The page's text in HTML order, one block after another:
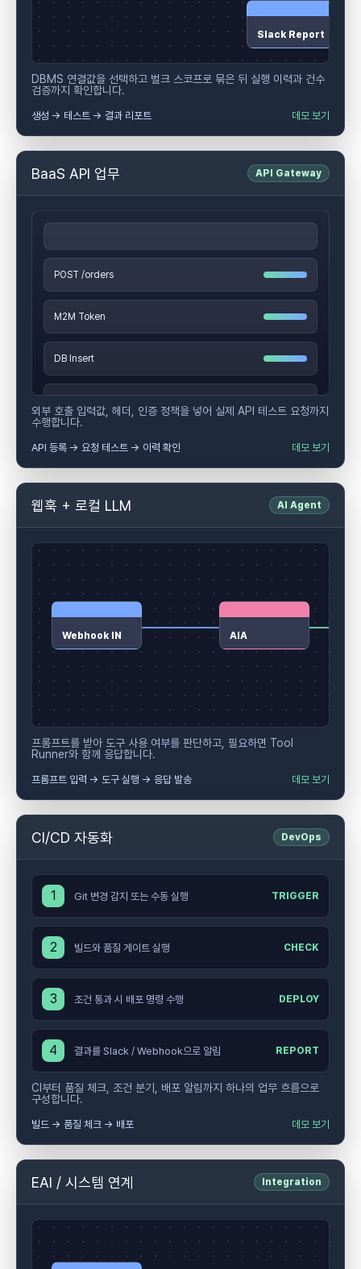
Slack Report
DBMS 연결값을 선택하고 벌크 스코프로 묶은 뒤 실행 이력과 건수
검증까지 확인합니다.
생성 → 테스트 → 결과 리포트 데모 보기
BaaS API 업무 API Gateway
POST /orders
M2M Token
DB Insert
외부 호출 입력값, 헤더, 인증 정책을 넣어 실제 API 테스트 요청까지
수행합니다.
API 등록 → 요청 테스트 → 이력 확인 데모 보기
웹훅 + 로컬 LLM AI Agent
Webhook IN AIA
프롬프트를 받아 도구 사용 여부를 판단하고, 필요하면 Tool
Runner와 함께 응답합니다.
프롬프트 입력 → 도구 실행 → 응답 발송 데모 보기
CI/CD 자동화 DevOps
1 Git 변경 감지 또는 수동 실행 TRIGGER
2 빌드와 품질 게이트 실행 CHECK
3 조건 통과 시 배포 명령 수행 DEPLOY
4 결과를 Slack / Webhook으로 알림 REPORT
CI부터 품질 체크, 조건 분기, 배포 알림까지 하나의 업무 흐름으로
구성합니다.
빌드 → 품질 체크 → 배포 데모 보기
EAI / 시스템 연계 Integration